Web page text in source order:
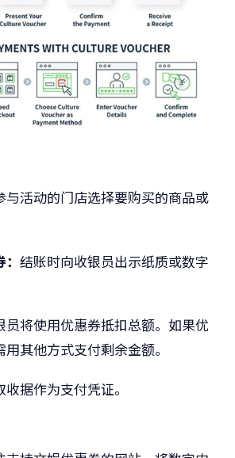
与活动的门店选择要购买的商品或
结账时向收银员出示纸质或数字
员将使用优惠券抵扣总额。如果优
其他方式支付剩余金额。
收据作为支付凭证。